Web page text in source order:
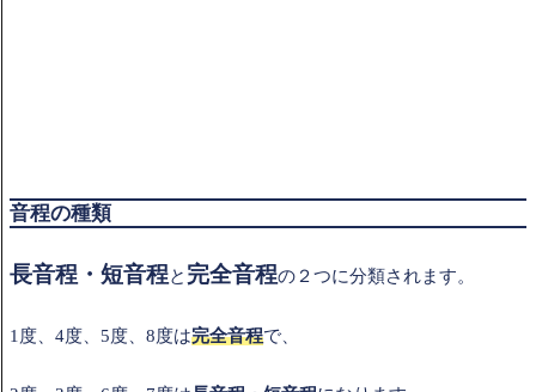
音程の種類
長音程・短音程と 完全音程の２つに分類されます。
1度、4度、5度、8度は完全音程で、